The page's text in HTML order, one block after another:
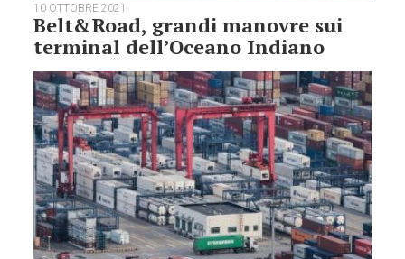
10 OTTOBRE 2021
Belt&Road, grandi manovre sui
terminal dell’Oceano Indiano